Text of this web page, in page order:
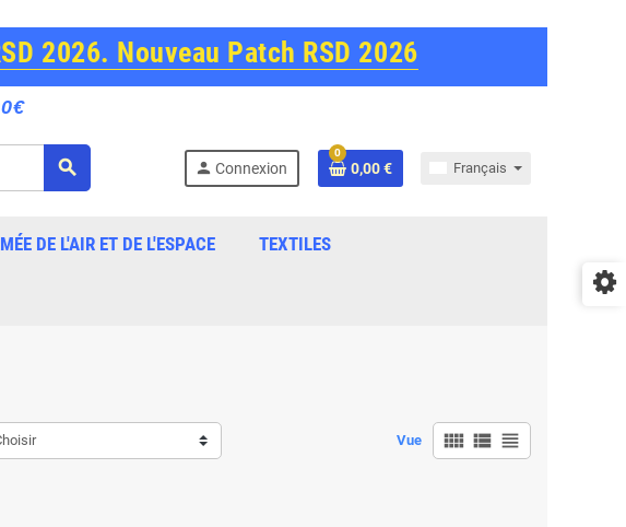
2026. Nouveau Patch RSD 2026
search person Connexion
0
0,00 € Français
DE L'AIR ET DE L'ESPACE TEXTILES
Vue view_comfy view_list view_headline